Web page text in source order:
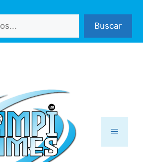
Buscar
Menú